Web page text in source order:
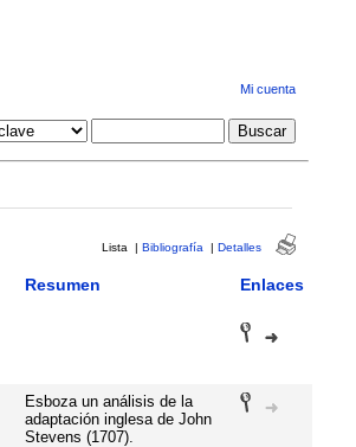
Mi cuenta
Lista | Bibliografía | Detalles
Resumen Enlaces
Esboza un análisis de la
adaptación inglesa de John
Stevens (1707).